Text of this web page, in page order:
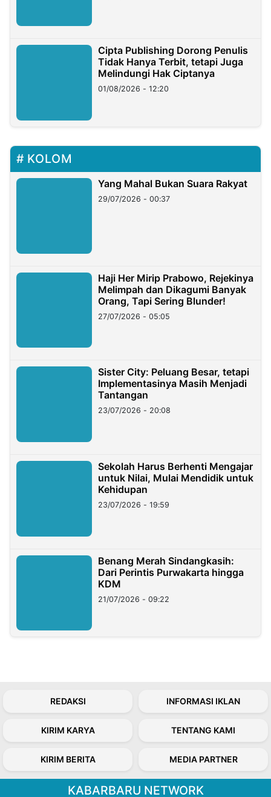
Cipta Publishing Dorong Penulis
Tidak Hanya Terbit, tetapi Juga
Melindungi Hak Ciptanya
01/08/2026 - 12:20
KOLOM
Yang Mahal Bukan Suara Rakyat
29/07/2026 - 00:37
Haji Her Mirip Prabowo, Rejekinya
Melimpah dan Dikagumi Banyak
Orang, Tapi Sering Blunder!
27/07/2026 - 05:05
Sister City: Peluang Besar, tetapi
Implementasinya Masih Menjadi
Tantangan
23/07/2026 - 20:08
Sekolah Harus Berhenti Mengajar
untuk Nilai, Mulai Mendidik untuk
Kehidupan
23/07/2026 - 19:59
Benang Merah Sindangkasih:
Dari Perintis Purwakarta hingga
KDM
21/07/2026 - 09:22
REDAKSI INFORMASI IKLAN
KIRIM KARYA TENTANG KAMI
KIRIM BERITA MEDIA PARTNER
KABARBARU NETWORK